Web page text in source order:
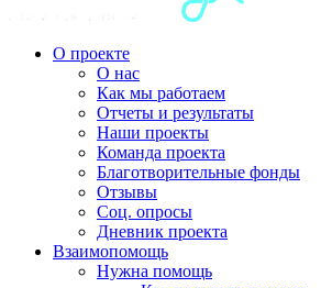
О проекте
О нас
Как мы работаем
Отчеты и результаты
Наши проекты
Команда проекта
Благотворительные фонды
Отзывы
Соц. опросы
Дневник проекта
Взаимопомощь
Нужна помощь